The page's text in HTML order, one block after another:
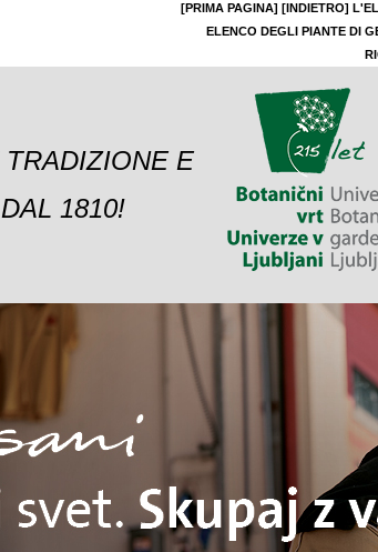
[PRIMA PAGINA] [INDIETRO]
ELENCO DEGLI PIANTE DI
E
1810!